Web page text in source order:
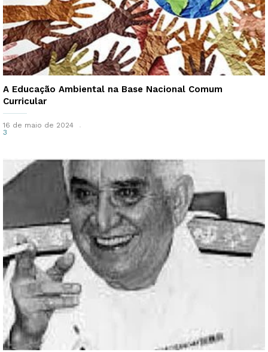
A Educação Ambiental na Base Nacional Comum
Curricular
16 de maio de 2024
3